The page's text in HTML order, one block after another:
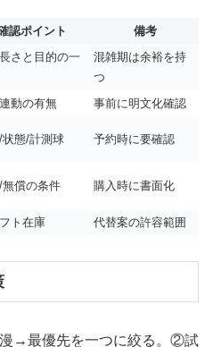
認ポイント
備考
さと目的の一
混雑期は余裕を持
つ
動の有無
事前に明文化確認
状態/計測球 予約時に要確認
償の条件 購入時に書面化
ト在庫 代替案の許容範囲
→最優先を一つに絞る。②試